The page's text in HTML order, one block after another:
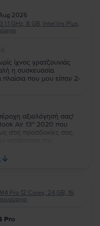
2026
GHz, 8 GB, Intel Iris Plus,
ίχνος γρατζουνιάς
η συσκευασία
που μου είπαν 2-
αξιολόγησή σας!
Air 13″ 2020 που
στις προσδοκίες σας,
εμπιστοσύνη σας και
Pro 12 Cores, 24 GB, 16
Pro